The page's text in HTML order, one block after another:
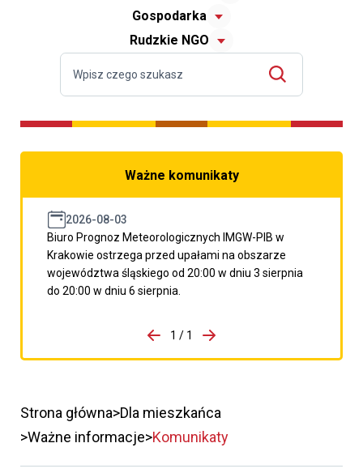
Gospodarka
Rudzkie NGO
Ważne komunikaty
2026-08-03
Biuro Prognoz Meteorologicznych IMGW-PIB w
Krakowie ostrzega przed upałami na obszarze
województwa śląskiego od 20:00 w dniu 3 sierpnia
do 20:00 w dniu 6 sierpnia.
porzpedniego komunikatu
1 / 1
Przejdź do następnego
Strona główna Dla mieszkańca
Ważne informacje Komunikaty